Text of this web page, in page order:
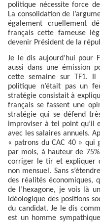
politique nécessite force
La consolidation de
également cruellement
français cette fameuse
devenir Président de la
Je le dis aujourd’hui pour
aussi dans une émission
cette semaine sur TF1.
politique n’était pas un
stratégie consistait à
français se fassent une
stratégie qui se défend
improviser à tel point qu’il
avec les salaires annuels.
« patrons du CAC 40 » qui
par mois, à hauteur de
corriger le tir et expliquer
non mensuel. Sans
des réalités économiques,
de l’hexagone, je vois là
idéologique des positions
du candidat. Je le dis
est un homme